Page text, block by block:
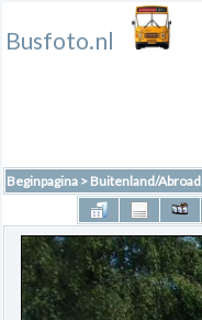
Busfoto.nl
Beginpagina > Buitenland/Abroad